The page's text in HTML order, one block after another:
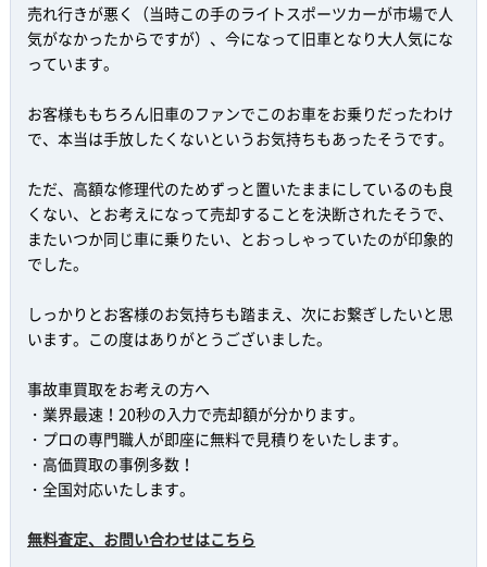
売れ行きが悪く（当時この手のライトスポーツカーが市場で人
気がなかったからですが）、今になって旧車となり大人気にな
っています。
お客様ももちろん旧車のファンでこのお車をお乗りだったわけ
で、本当は手放したくないというお気持ちもあったそうです。
ただ、高額な修理代のためずっと置いたままにしているのも良
くない、とお考えになって売却することを決断されたそうで、
またいつか同じ車に乗りたい、とおっしゃっていたのが印象的
でした。
しっかりとお客様のお気持ちも踏まえ、次にお繋ぎしたいと思
います。この度はありがとうございました。
事故車買取をお考えの方へ
・業界最速！20秒の入力で売却額が分かります。
・プロの専門職人が即座に無料で見積りをいたします。
・高価買取の事例多数！
・全国対応いたします。
無料査定、お問い合わせはこちら